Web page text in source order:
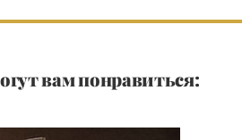
вам понравиться: